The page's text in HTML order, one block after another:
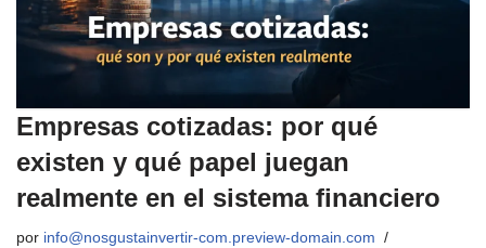
Empresas cotizadas: por qué
existen y qué papel juegan
realmente en el sistema financiero
por info@nosgustainvertir-com.preview-domain.com